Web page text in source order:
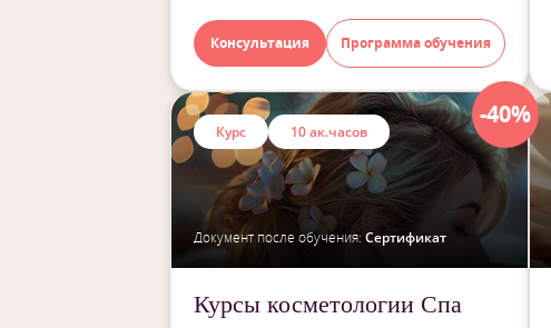
Консультация Программа обучения
-40%
Курс 10 ак.часов
Документ после обучения: Сертификат
Курсы косметологии Спа